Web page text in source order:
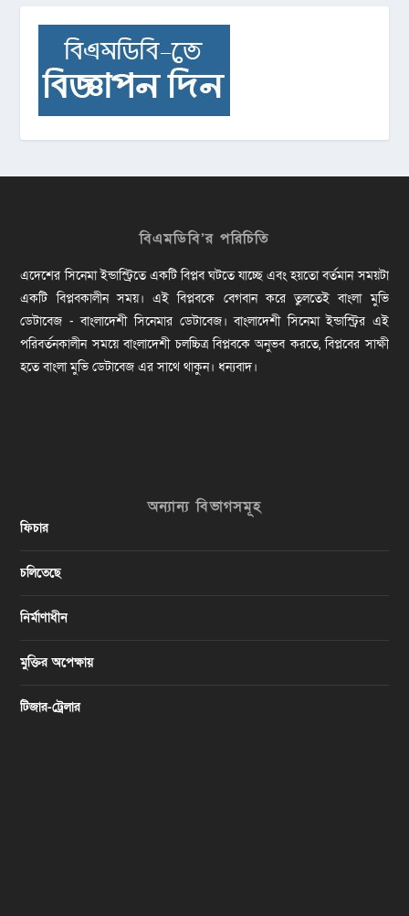
বিএমডিবি’র পরিচিতি
এদেশের সিনেমা ইন্ডাস্ট্রিতে একটি বিপ্লব ঘটতে যাচ্ছে এবং হয়তো বর্তমান সময়টা
একটি বিপ্লবকালীন সময়। এই বিপ্লবকে বেগবান করে তুলতেই বাংলা মুভি
ডেটাবেজ - বাংলাদেশী সিনেমার ডেটাবেজ। বাংলাদেশী সিনেমা ইন্ডাস্ট্রির এই
পরিবর্তনকালীন সময়ে বাংলাদেশী চলচ্চিত্র বিপ্লবকে অনুভব করতে, বিপ্লবের সাক্ষী
হতে বাংলা মুভি ডেটাবেজ এর সাথে থাকুন। ধন্যবাদ।
অন্যান্য বিভাগসমূহ
ফিচার
চলিতেছে
নির্মাণাধীন
মুক্তির অপেক্ষায়
টিজার-ট্রেলার